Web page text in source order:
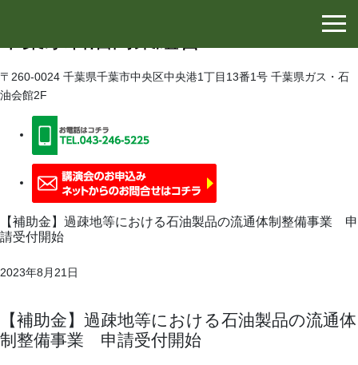
〒260-0024 千葉県千葉市中央区中央港1丁目13番1号 千葉県ガス・石
油会館2F
【補助金】過疎地等における石油製品の流通体制整備事業 申
請受付開始
2023年8月21日
【補助金】過疎地等における石油製品の流通体
制整備事業 申請受付開始